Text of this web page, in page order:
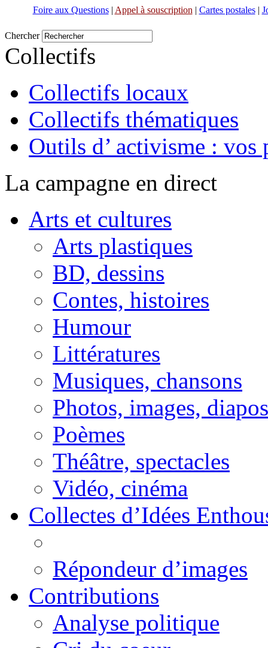
Foire aux Questions| Appel à souscription | Cartes postales|
Chercher
Collectifs
Collectifs locaux
Collectifs thématiques
Outils d’ activisme : vos
La campagne en direct
Arts et cultures
Arts plastiques
BD, dessins
Contes, histoires
Humour
Littératures
Musiques, chansons
Photos, images, diapos
Poèmes
Théâtre, spectacles
Vidéo, cinéma
Collectes d’Idées
Répondeur d’images
Contributions
Analyse politique